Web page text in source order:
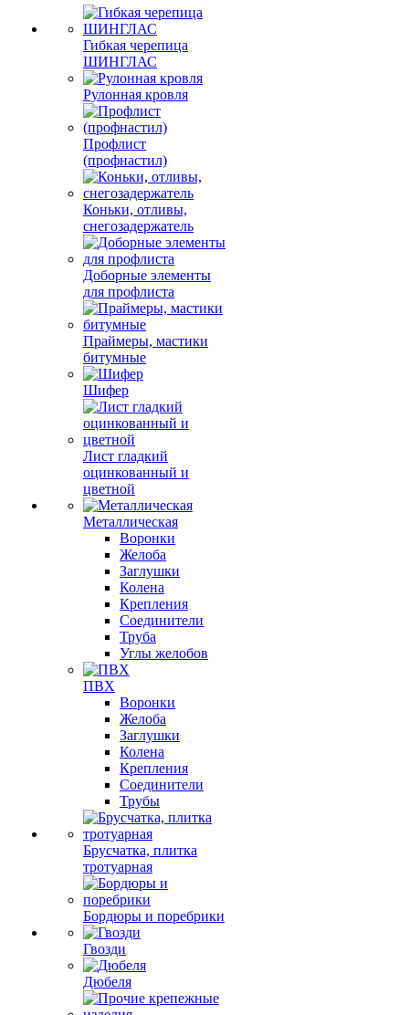
Гибкая черепица
ШИНГЛАС
Рулонная кровля
Профлист
(профнастил)
Коньки, отливы,
снегозадержатель
Доборные элементы
для профлиста
Праймеры, мастики
битумные
Шифер
Лист гладкий
оцинкованный и
цветной
Металлическая
Воронки
Желоба
Заглушки
Колена
Крепления
Соединители
Труба
Углы желобов
ПВХ
Воронки
Желоба
Заглушки
Колена
Крепления
Соединители
Трубы
Брусчатка, плитка
тротуарная
Бордюры и поребрики
Гвозди
Дюбеля